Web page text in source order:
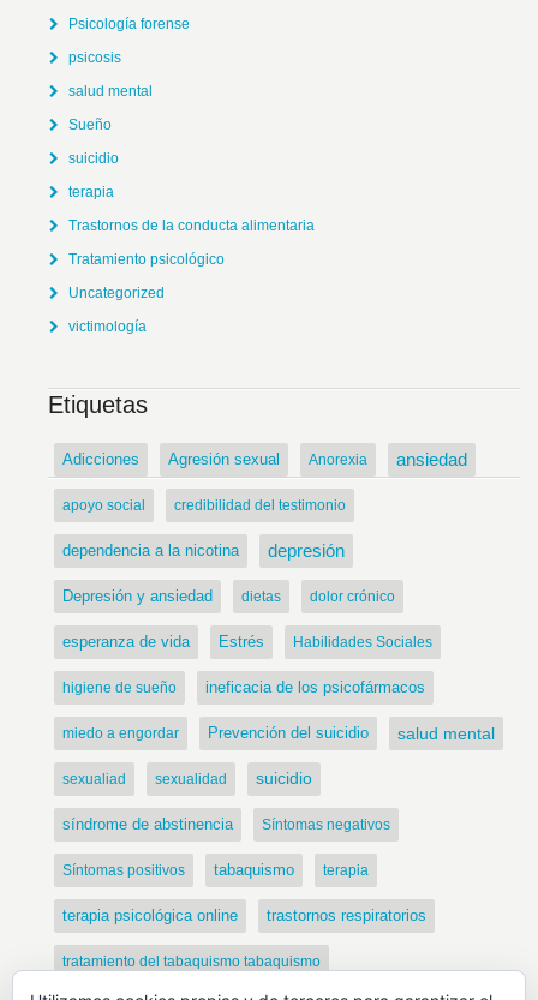
Psicología forense
psicosis
salud mental
Sueño
suicidio
terapia
Trastornos de la conducta alimentaria
Tratamiento psicológico
Uncategorized
victimología
Etiquetas
Adicciones Agresión sexual Anorexia ansiedad
apoyo social credibilidad del testimonio
dependencia a la nicotina depresión
Depresión y ansiedad dietas dolor crónico
esperanza de vida Estrés Habilidades Sociales
higiene de sueño ineficacia de los psicofármacos
miedo a engordar Prevención del suicidio salud mental
sexualiad sexualidad suicidio
síndrome de abstinencia Síntomas negativos
Síntomas positivos tabaquismo terapia
terapia psicológica online trastornos respiratorios
tratamiento del tabaquismo tabaquismo